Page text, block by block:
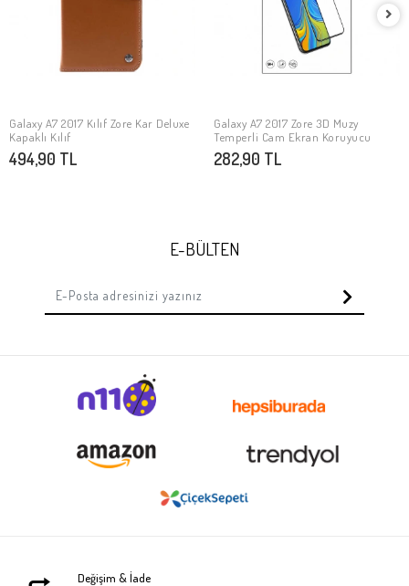
SEPETE EKLE
Galaxy A7 2017 Kılıf Zore Kar Deluxe
Kapaklı Kılıf
494,90 TL
SEPETE EKLE
Galaxy A7 2017 Zore 3D Muzy
Temperli Cam Ekran Koruyucu
282,90 TL
E-BÜLTEN
Değişim & İade